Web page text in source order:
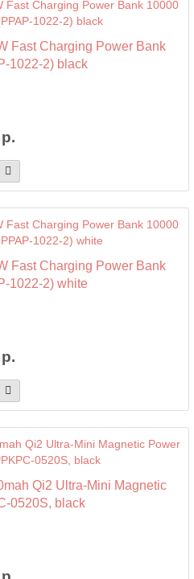
Fast Charging Power Bank
1022-2) black
Fast Charging Power Bank
1022-2) white
Qi2 Ultra-Mini Magnetic
0520S, black